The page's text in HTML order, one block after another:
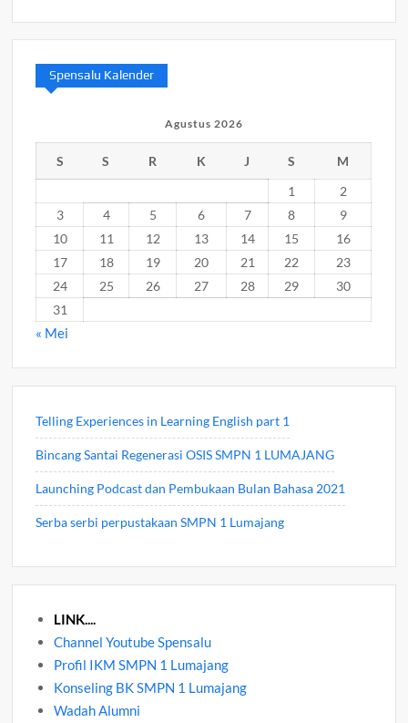
Spensalu Kalender
Agustus 2026
S S R K J S
M
1
2
3
4 5 6 7 8
9
10
11 12 13 14 15
16
17
18 19 20 21 22
23
24
25 26 27 28 29
30
31
« Mei
Telling Experiences in Learning English part 1
Bincang Santai Regenerasi OSIS SMPN 1 LUMAJANG
Launching Podcast dan Pembukaan Bulan Bahasa 2021
Serba serbi perpustakaan SMPN 1 Lumajang
LINK....
Channel Youtube Spensalu
Profil IKM SMPN 1 Lumajang
Konseling BK SMPN 1 Lumajang
Wadah Alumni